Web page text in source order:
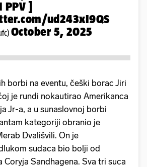
PPV ]
ud243xI9QS
October 5, 2025
borbi na eventu, češki borac Jiri
je rundi nokautirao Amerikanca
Jr-a, a u sunaslovnoj borbi
kategoriji obranio je
Dvališvili. On je
sudaca bio bolji od
Sandhagena. Sva tri suca